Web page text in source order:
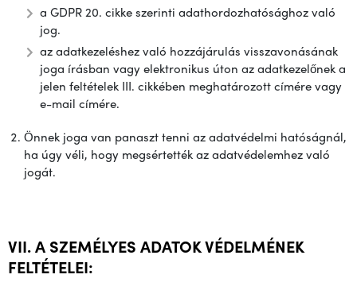
a GDPR 20. cikke szerinti adathordozhatósághoz való
jog.
az adatkezeléshez való hozzájárulás visszavonásának
joga írásban vagy elektronikus úton az adatkezelőnek a
jelen feltételek III. cikkében meghatározott címére vagy
e-mail címére.
Önnek joga van panaszt tenni az adatvédelmi hatóságnál,
ha úgy véli, hogy megsértették az adatvédelemhez való
jogát.
VII. A SZEMÉLYES ADATOK VÉDELMÉNEK
FELTÉTELEI: